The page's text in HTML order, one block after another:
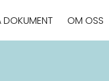
DOKUMENT OM OSS